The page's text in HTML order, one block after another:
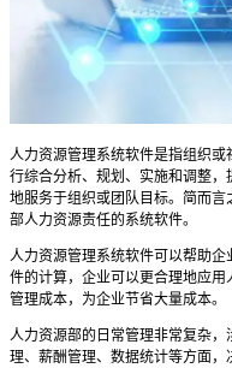
人力资源管理系统软件是指组织或
行综合分析、规划、实施和调整
地服务于组织或团队目标。简而
部人力资源责任的系统软件。
人力资源管理系统软件可以帮助企
件的计算，企业可以更合理地应
管理成本，为企业节省大量成本。
人力资源部的日常管理非常复杂
理、薪酬管理、数据统计等方面